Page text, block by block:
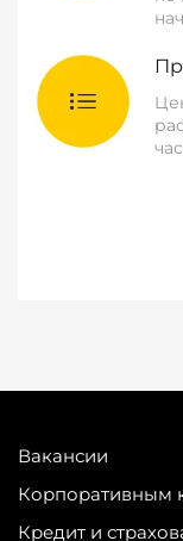
Вакансии
Корпоративным
Кредит и